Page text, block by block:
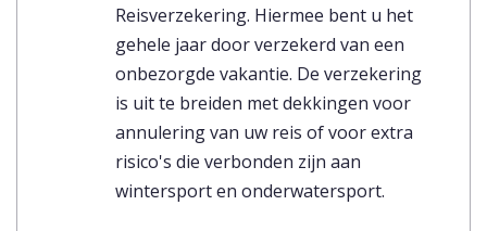
Reisverzekering. Hiermee bent u het
gehele jaar door verzekerd van een
onbezorgde vakantie. De verzekering
is uit te breiden met dekkingen voor
annulering van uw reis of voor extra
risico's die verbonden zijn aan
wintersport en onderwatersport.